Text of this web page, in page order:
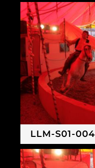
LLM-S01-004